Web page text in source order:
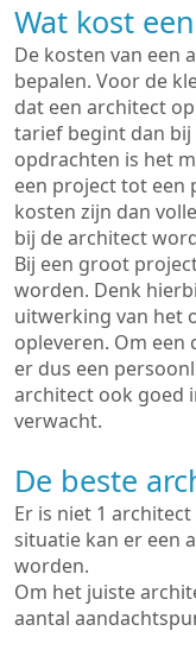
Wat kost
De kosten van een
bepalen. Voor de
dat een architect
tarief begint dan bij
opdrachten is het
een project tot een
kosten zijn dan
bij de architect
Bij een groot
worden. Denk
uitwerking van het
opleveren. Om
er dus een
architect ook goed
verwacht.
De beste
Er is niet 1
situatie kan er een
worden.
Om het juiste
aantal